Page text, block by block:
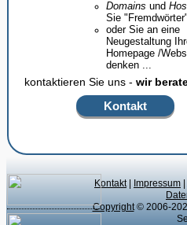
Domains und
Sie
oder Sie an eine
Neugestaltung
Homepage /
denken ...
kontaktieren Sie uns - wir
Kontakt
Kontakt| Impressum
Copyright© 2006-